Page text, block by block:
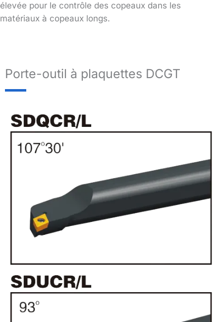
élevée pour le contrôle des copeaux dans les
matériaux à copeaux longs.
Porte-outil à plaquettes DCGT